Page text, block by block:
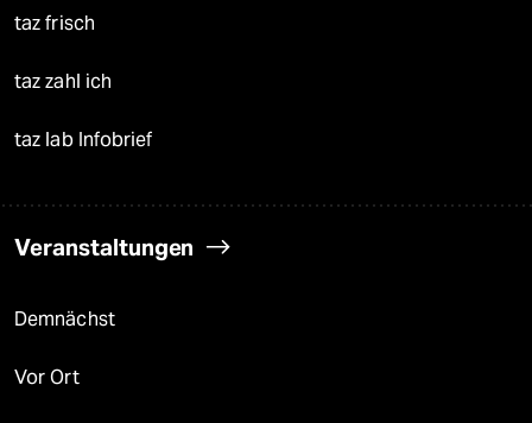
taz frisch
taz zahl ich
taz lab Infobrief
Veranstaltungen
Demnächst
Vor Ort